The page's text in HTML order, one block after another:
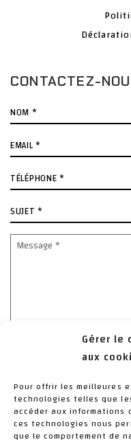
Gérer le
aux
Pour offrir les meilleures
technologies telles que
accéder aux informations
ces technologies nous
que le comportement de
CONTACTEZ-
Nom *
E-
mail *
Téléphone
Sujet *
Message *
J’ai lu et j'accepte la
site. *
> Déclaration de